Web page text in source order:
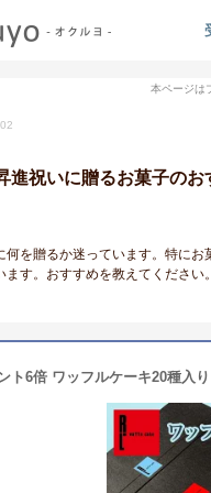
本ページは
進祝いに贈るお菓子のお
何を贈るか迷っています。特に
す。おすすめを教えてください。